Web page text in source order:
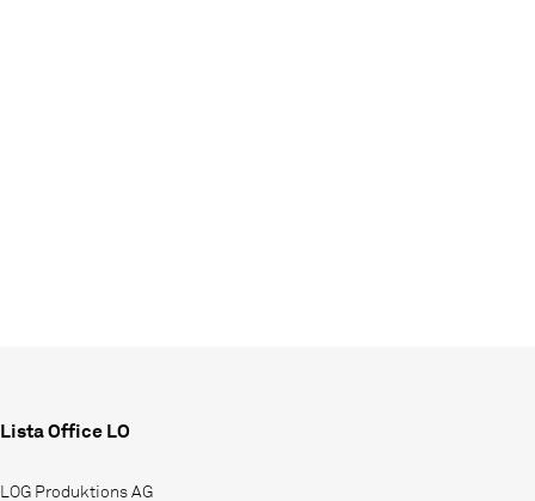
Lista Office LO
LOG Produktions AG